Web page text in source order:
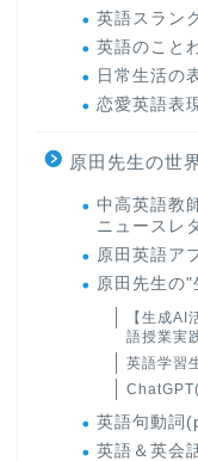
英語スラン
英語のこと
日常生活の
恋愛英語表
原田先生の世
中高英語教
ニュースレ
原田英語ア
原田先生の
【生成
語授業実
英語学習
英語句動詞
英語＆英会